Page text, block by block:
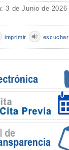
3 de Junio de 2026
escuchar
imprimir